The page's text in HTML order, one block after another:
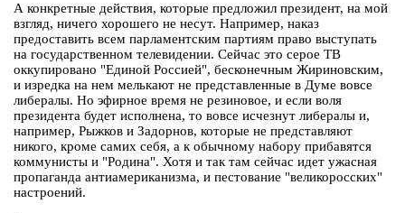
А конкретные действия, которые предложил президент, на мой
взгляд, ничего хорошего не несут. Например, наказ
предоставить всем парламентским партиям право выступать
на государственном телевидении. Сейчас это серое ТВ
оккупировано "Единой Россией", бесконечным Жириновским,
и изредка на нем мелькают не представленные в Думе вовсе
либералы. Но эфирное время не резиновое, и если воля
президента будет исполнена, то вовсе исчезнут либералы и,
например, Рыжков и Задорнов, которые не представляют
никого, кроме самих себя, а к обычному набору прибавятся
коммунисты и "Родина". Хотя и так там сейчас идет ужасная
пропаганда антиамериканизма, и пестование "великоросских"
настроений.